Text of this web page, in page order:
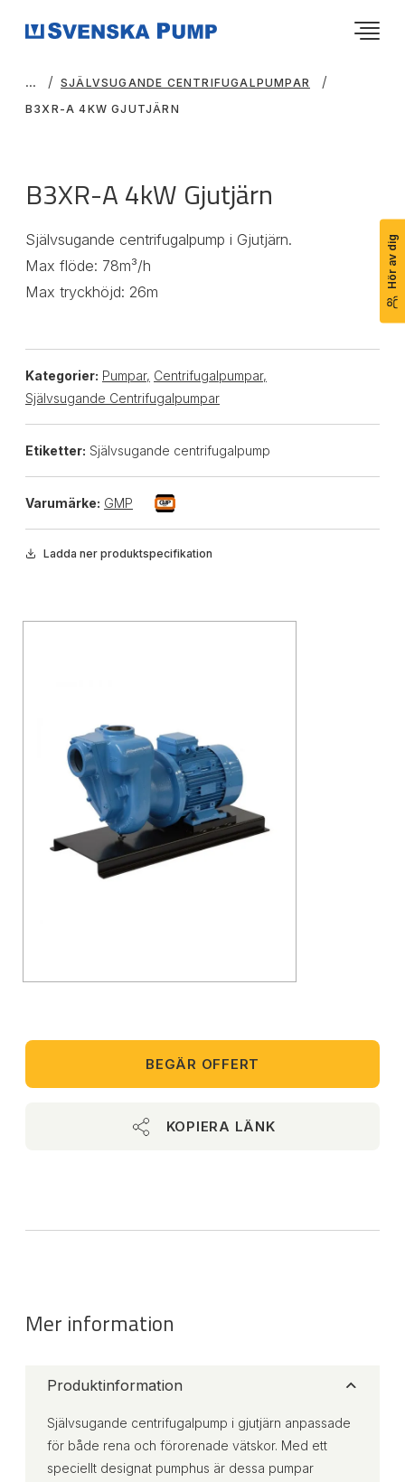
Hör av dig
SJÄLVSUGANDE CENTRIFUGALPUMPAR
B3XR-A 4KW GJUTJÄRN
B3XR-A 4kW Gjutjärn
Självsugande centrifugalpump i Gjutjärn.
Max flöde: 78m³/h
Max tryckhöjd: 26m
Kategorier: Pumpar, Centrifugalpumpar,
Självsugande Centrifugalpumpar
Etiketter: Självsugande centrifugalpump
Varumärke: GMP
Ladda ner produktspecifikation
BEGÄR OFFERT
KOPIERA LÄNK
Mer information
Produktinformation
Självsugande centrifugalpump i gjutjärn anpassade
för både rena och förorenade vätskor. Med ett
speciellt designat pumphus är dessa pumpar